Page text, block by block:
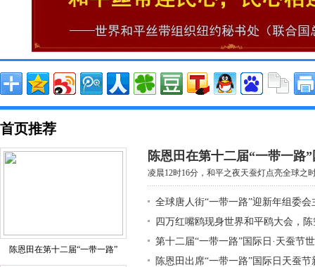
首页推荐
陈恩田在第十二届“一带一路”
陈恩田在第十二届“一带一路”
凌晨12时16分，和平之夜天蚕灯点亮全球之
全球唐人街“一带一路”迎新年组委会
四万红嘴鸥现身世界和平鸥大会，
第十二届“一带一路”国际日·天蚕节
陈恩田出席“一带一路”国际日天蚕节